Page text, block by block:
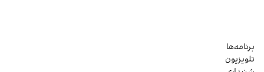
برنامه‌ها
تلویزیون